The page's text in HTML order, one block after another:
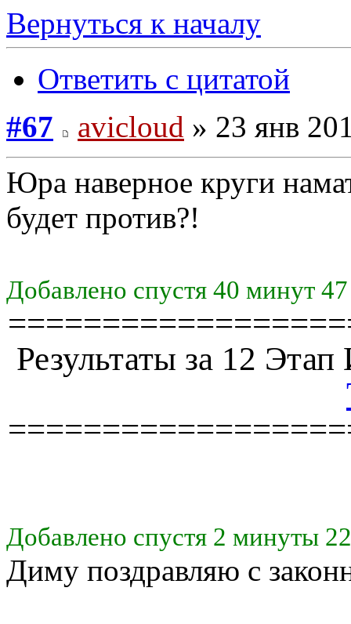
Вернуться к началу
Ответить с цитатой
#67
avicloud » 23 янв
Юра наверное круги
будет против?!
Добавлено спустя 40 минут
Результаты за 12
Добавлено спустя 2 минуты
Диму поздравляю с